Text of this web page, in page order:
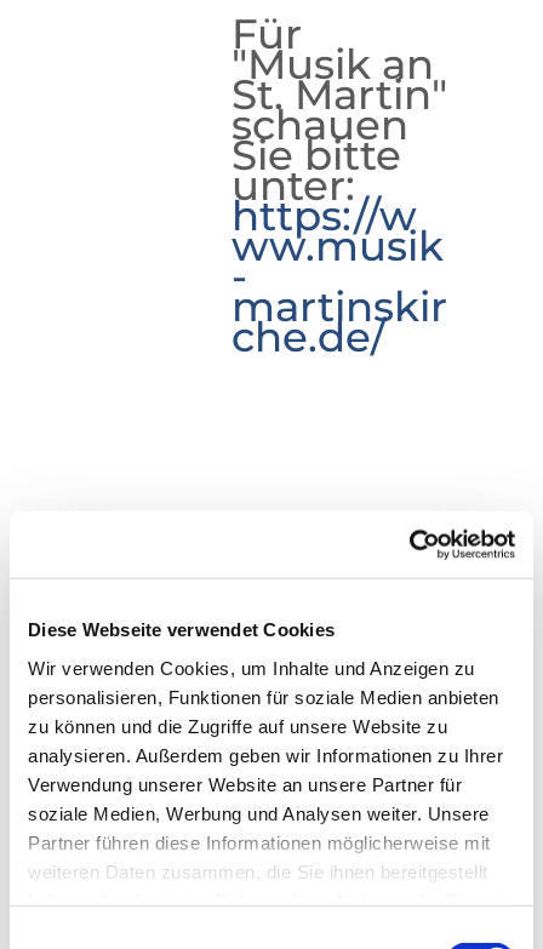
Diese Webseite verwendet Cookies
Wir verwenden Cookies, um Inhalte und Anzeigen zu
personalisieren, Funktionen für soziale Medien anbieten
zu können und die Zugriffe auf unsere Website zu
analysieren. Außerdem geben wir Informationen zu Ihrer
Verwendung unserer Website an unsere Partner für
soziale Medien, Werbung und Analysen weiter. Unsere
Partner führen diese Informationen möglicherweise mit
weiteren Daten zusammen, die Sie ihnen bereitgestellt
Für
"Musik an
St. Martin"
schauen
Sie bitte
unter:
https://w
ww.musik
-
martinskir
che.de/
Friedensgebet in der
Markuskirche